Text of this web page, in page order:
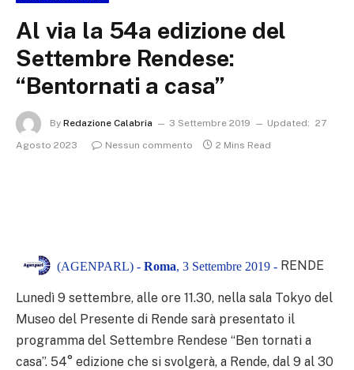
Al via la 54a edizione del
Settembre Rendese:
“Bentornati a casa”
By Redazione Calabria 3 Settembre 2019 Updated: 27
Agosto 2023
Nessun commento 2 Mins Read
(AGENPARL) - Roma, 3 Settembre 2019 - RENDE
Lunedì 9 settembre, alle ore 11.30, nella sala Tokyo del
Museo del Presente di Rende sarà presentato il
programma del Settembre Rendese “Ben tornati a
casa”. 54° edizione che si svolgerà, a Rende, dal 9 al 30